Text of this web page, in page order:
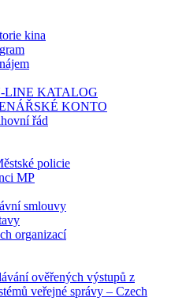
kina
LINE KATALOG
KONTO
řád
policie
MP
smlouvy
organizací
ověřených výstupů z
veřejné správy – Czech